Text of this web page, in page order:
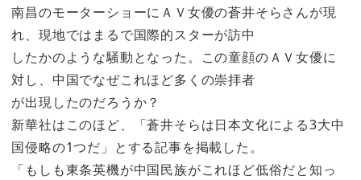
南昌のモーターショーにＡＶ女優の蒼井そらさんが現
れ、現地ではまるで国際的スターが訪中
したかのような騒動となった。この童顔のＡＶ女優に
対し、中国でなぜこれほど多くの崇拝者
が出現したのだろうか？
新華社はこのほど、「蒼井そらは日本文化による3大中
国侵略の1つだ」とする記事を掲載した。
「もしも東条英機が中国民族がこれほど低俗だと知っ